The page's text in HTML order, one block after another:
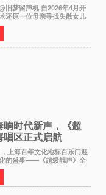
梦留声机 自2026年4月开
还原一位母亲寻找失散女儿
表达获得大量用户关注，发
1亿曝光、超1000万互动。
响时代新声，《超
唱区正式启航
海百年文化地标百乐门迎
的盛事——《超级靓声》全
上海唱区新闻发布会暨启动
各界领导、嘉宾与媒体朋友